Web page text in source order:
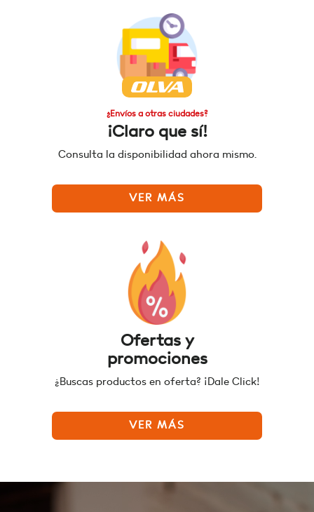
¿Envíos a otras ciudades?
¡Claro que sí!
Consulta la disponibilidad ahora mismo.
VER MÁS
Ofertas y
promociones
¿Buscas productos en oferta? ¡Dale Click!
VER MÁS